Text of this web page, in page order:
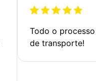
Todo o
de transporte!